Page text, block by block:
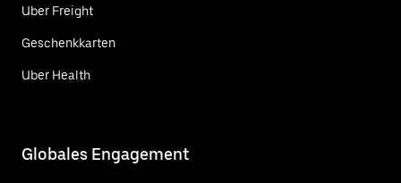
Uber Freight
Geschenkkarten
Uber Health
Globales Engagement